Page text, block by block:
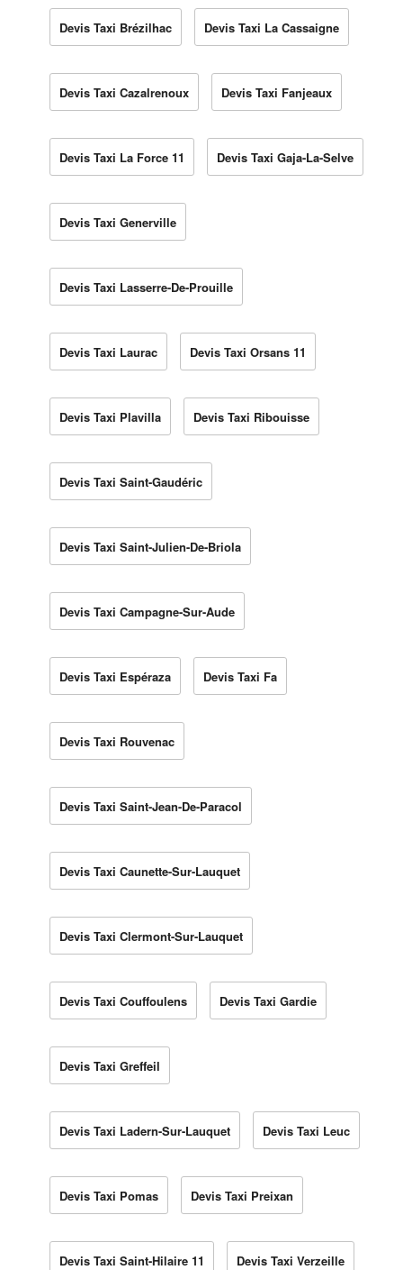
Devis Taxi Brézilhac Devis Taxi La Cassaigne
Devis Taxi Cazalrenoux Devis Taxi Fanjeaux
Devis Taxi La Force 11 Devis Taxi Gaja-La-Selve
Devis Taxi Generville
Devis Taxi Lasserre-De-Prouille
Devis Taxi Laurac Devis Taxi Orsans 11
Devis Taxi Plavilla Devis Taxi Ribouisse
Devis Taxi Saint-Gaudéric
Devis Taxi Saint-Julien-De-Briola
Devis Taxi Campagne-Sur-Aude
Devis Taxi Espéraza Devis Taxi Fa
Devis Taxi Rouvenac
Devis Taxi Saint-Jean-De-Paracol
Devis Taxi Caunette-Sur-Lauquet
Devis Taxi Clermont-Sur-Lauquet
Devis Taxi Couffoulens Devis Taxi Gardie
Devis Taxi Greffeil
Devis Taxi Ladern-Sur-Lauquet Devis Taxi Leuc
Devis Taxi Pomas Devis Taxi Preixan
Devis Taxi Saint-Hilaire 11 Devis Taxi Verzeille